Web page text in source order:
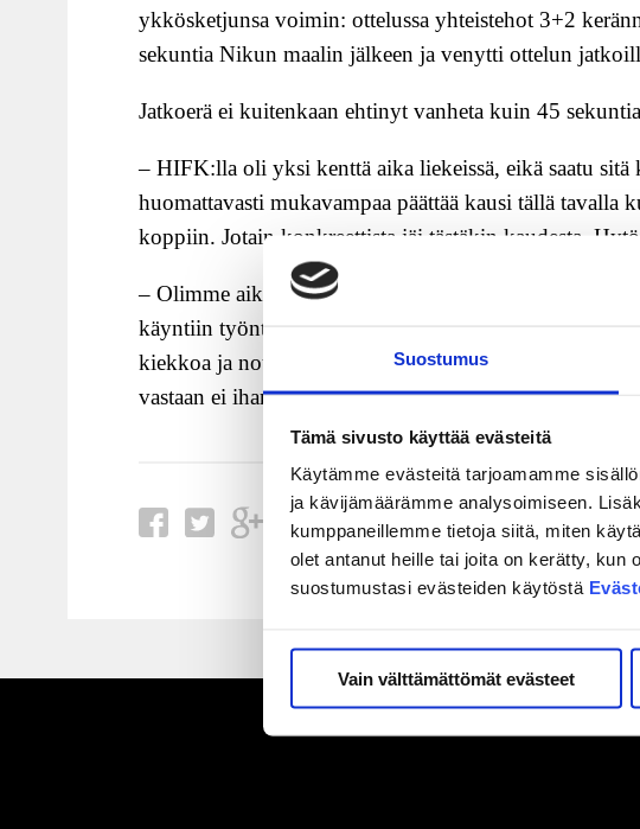
Suostumus
Tämä sivusto käyttää evästeitä
Käytämme evästeitä tarjoamamme
ja kävijämäärämme analysoimiseen.
kumppaneillemme tietoja siitä, miten
olet antanut heille tai joita on kerätty, kun
suostumustasi evästeiden käytöstä
Vain välttämättömät evästeet
ykkösketjunsa voimin: ottelussa yhteistehot 3+2
sekuntia Nikun maalin jälkeen ja venytti ottelun
Jatkoerä ei kuitenkaan ehtinyt vanheta kuin 45
– HIFK:lla oli yksi kenttä aika liekeissä, eikä saatu
huomattavasti mukavampaa päättää kausi tällä tavalla
koppiin. Jotain konkreettista jäi tästäkin kaudesta,
– Olimme aika syvällä syksyllä, mutta olimme sitkeä
käyntiin työnteon kautta. Jätkät olivat sitoutuneita, ja
kiekkoa ja noustiin kotietuun kiinni. Kerho-sarjasta
vastaan ei ihan riittänyt. Ehkä saatiin sitä, mitä